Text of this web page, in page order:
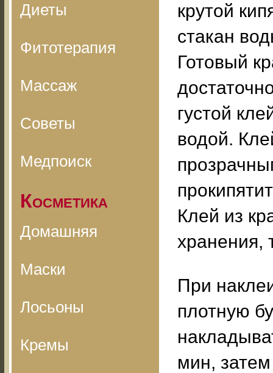
Диеты
Фитотерапия
Массаж
Советы
Медпоиск
Косметика
Домашняя
Маски
Лосьоны
Кремы
крутой
стакан
Готовый
густой
водой.
Клей из
хранения,
При
плотную
мин,